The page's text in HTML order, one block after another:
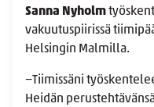
Sanna Nyholm
vakuutuspiirissä
Helsingin Malmilla.
−Tiimissäni
Heidän